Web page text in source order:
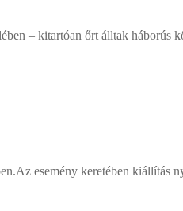
– kitartóan őrt álltak
esemény keretében kiállítás